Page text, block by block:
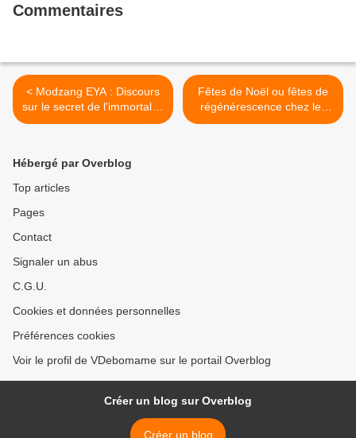
Commentaires
< Modzang EYA : Discours
sur le secret de l'immortalité
chez les Ekang
Fêtes de Noël ou fêtes de
régénérescence chez les
Ekang ? >
Hébergé par Overblog
Top articles
Pages
Contact
Signaler un abus
C.G.U.
Cookies et données personnelles
Préférences cookies
Voir le profil de VDebomame sur le portail Overblog
Créer un blog sur Overblog
Créer un blog